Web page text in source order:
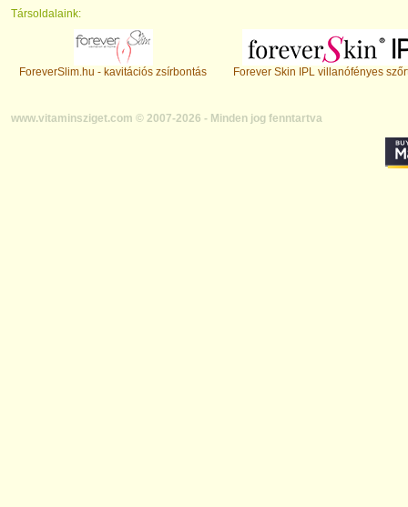
Társoldalaink:
ForeverSlim.hu - kavitációs zsírbontás Forever Skin IPL villanófényes
www.vitaminsziget.com © 2007-2026 - Minden jog fenntartva